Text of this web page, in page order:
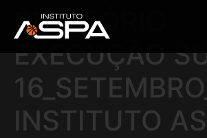
RELATÓRIO
EXECUÇÃO
16_SETEMBRO_
INSTITUTO